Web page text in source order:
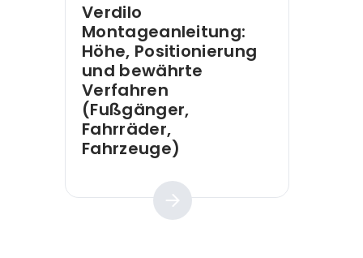
Verdilo
Montageanleitung:
Höhe, Positionierung
und bewährte
Verfahren
(Fußgänger,
Fahrräder,
Fahrzeuge)